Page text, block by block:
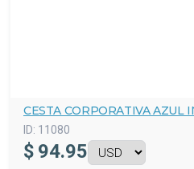
CESTA CORPORATIVA AZUL
ID: 11080
$ 94.95